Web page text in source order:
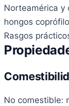
Norteamérica y
hongos
Rasgos
No comestible: